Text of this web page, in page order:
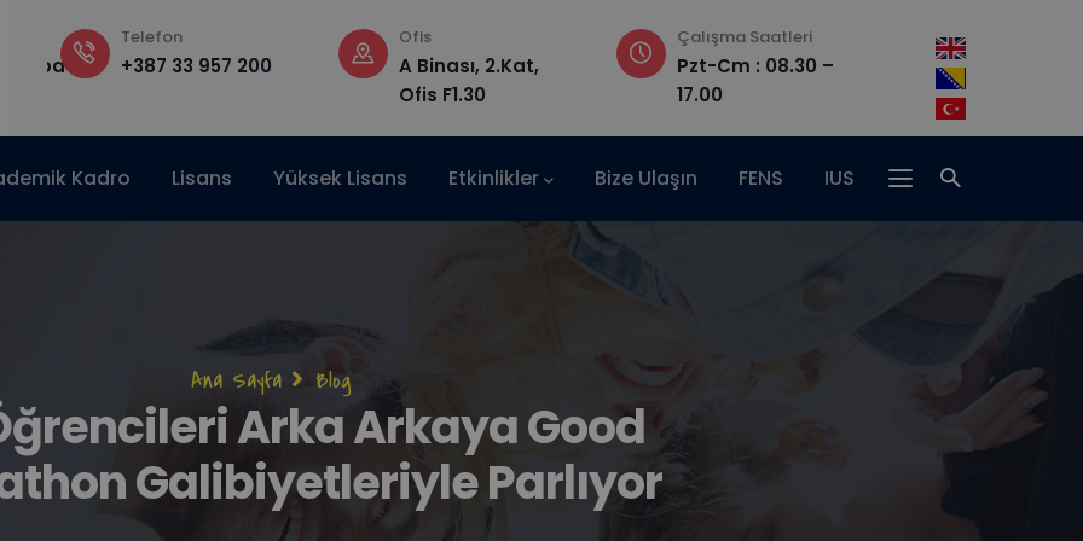
Telefon
+387 33 957 200
Ofis
A Binası, 2.Kat,
Ofis F1.30
Çalışma Saatleri
Pzt-Cm : 08.30 –
17.00
Adres
Hrasnička
15, 71210 Ilidža
Kadro Lisans Yüksek Lisans Etkinlikler Bize Ulaşın FENS IUS
Sayfa
yolu
Ana Sayfa Blog
Arka Arkaya Good
Galibiyetleriyle Parlıyor